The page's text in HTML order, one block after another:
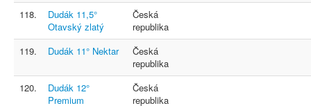
118.
Dudák 11,5°
Otavský zlatý
Česká
republika
119.
Dudák 11° Nektar
Česká
republika
120.
Dudák 12°
Premium
Česká
republika